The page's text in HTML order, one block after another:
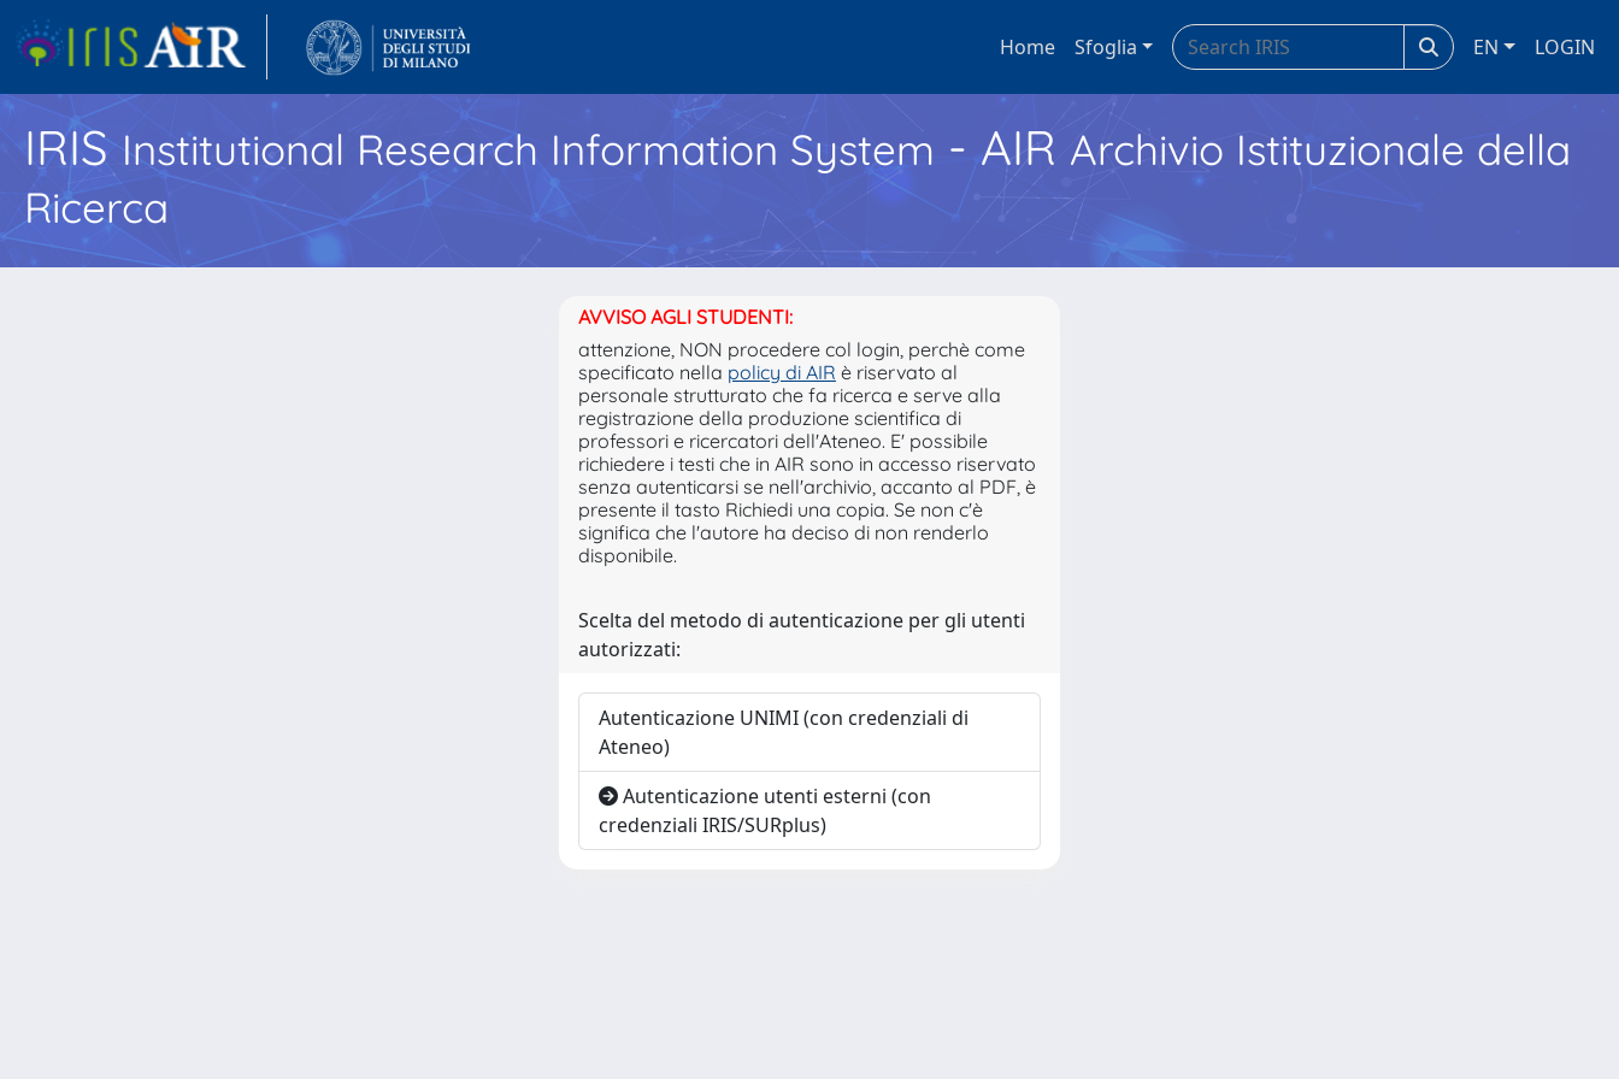
Home Sfoglia EN LOGIN
IRISInstitutional Research Information System - AIR Archivio Istituzionale della
Ricerca
AVVISO AGLI STUDENTI:
attenzione, NON procedere col login, perchè come
specificato nella policy di AIR è riservato al
personale strutturato che fa ricerca e serve alla
registrazione della produzione scientifica di
professori e ricercatori dell'Ateneo. E' possibile
richiedere i testi che in AIR sono in accesso riservato
senza autenticarsi se nell'archivio, accanto al PDF, è
presente il tasto Richiedi una copia. Se non c'è
significa che l'autore ha deciso di non renderlo
disponibile.
Scelta del metodo di autenticazione per gli utenti
autorizzati:
Autenticazione UNIMI (con credenziali di
Ateneo)
Autenticazione utenti esterni (con
credenziali IRIS/SURplus)